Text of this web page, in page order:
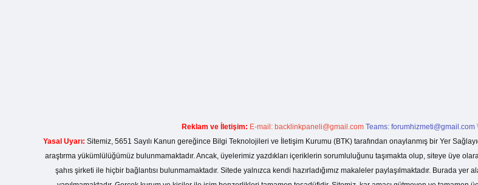
Reklam ve İletişim: E-mail: backlinkpaneli@gmail.com Teams: forumhizmeti@gmail.com
Yasal Uyarı: Sitemiz, 5651 Sayılı Kanun gereğince Bilgi Teknolojileri ve İletişim Kurumu (BTK) tarafından onaylanmış bir Yer
araştırma yükümlülüğümüz bulunmamaktadır. Ancak, üyelerimiz yazdıkları içeriklerin sorumluluğunu taşımakta olup, siteye üye
şahıs şirketi ile hiçbir bağlantısı bulunmamaktadır. Sitede yalnızca kendi hazırladığımız makaleler paylaşılmaktadır. Burada